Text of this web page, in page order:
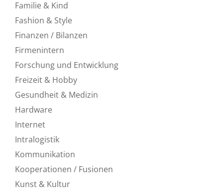
Familie & Kind
Fashion & Style
Finanzen / Bilanzen
Firmenintern
Forschung und Entwicklung
Freizeit & Hobby
Gesundheit & Medizin
Hardware
Internet
Intralogistik
Kommunikation
Kooperationen / Fusionen
Kunst & Kultur